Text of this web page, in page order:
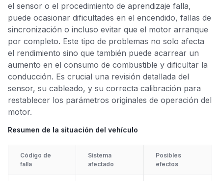
el sensor o el procedimiento de aprendizaje falla,
puede ocasionar dificultades en el encendido, fallas de
sincronización o incluso evitar que el motor arranque
por completo. Este tipo de problemas no solo afecta
el rendimiento sino que también puede acarrear un
aumento en el consumo de combustible y dificultar la
conducción. Es crucial una revisión detallada del
sensor, su cableado, y su correcta calibración para
restablecer los parámetros originales de operación del
motor.
Resumen de la situación del vehículo
Código de
falla
Sistema
afectado
Posibles
efectos